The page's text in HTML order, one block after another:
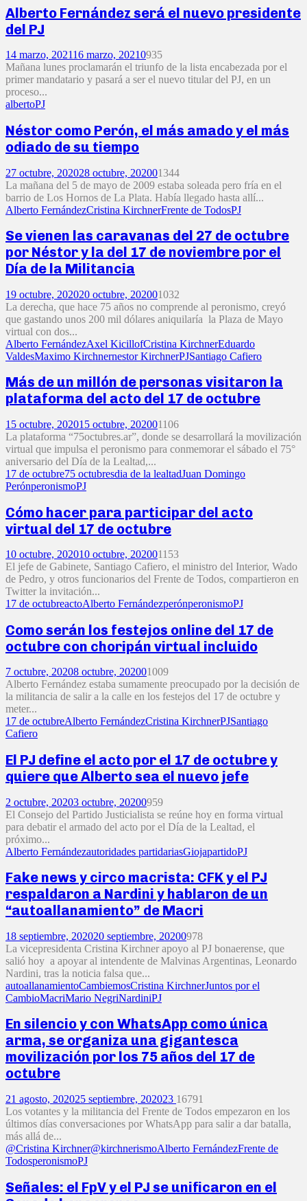
Alberto Fernández será el nuevo presidente
del PJ
14 marzo, 202116 marzo, 20210935
Mañana lunes proclamarán el triunfo de la lista encabezada por el
primer mandatario y pasará a ser el nuevo titular del PJ, en un
proceso...
albertoPJ
Néstor como Perón, el más amado y el más
odiado de su tiempo
27 octubre, 202028 octubre, 202001344
La mañana del 5 de mayo de 2009 estaba soleada pero fría en el
barrio de Los Hornos de La Plata. Había llegado hasta allí...
Alberto FernándezCristina KirchnerFrente de TodosPJ
Se vienen las caravanas del 27 de octubre
por Néstor y la del 17 de noviembre por el
Día de la Militancia
19 octubre, 202020 octubre, 202001032
La derecha, que hace 75 años no comprende al peronismo, creyó
que gastando unos 200 mil dólares aniquilaría la Plaza de Mayo
virtual con dos...
Alberto FernándezAxel KicillofCristina KirchnerEduardo
ValdesMaximo Kirchnernestor KirchnerPJSantiago Cafiero
Más de un millón de personas visitaron la
plataforma del acto del 17 de octubre
15 octubre, 202015 octubre, 202001106
La plataforma “75octubres.ar”, donde se desarrollará la movilización
virtual que impulsa el peronismo para conmemorar el sábado el 75°
aniversario del Día de la Lealtad,...
17 de octubre75 octubresdia de la lealtadJuan Domingo
PerónperonismoPJ
Cómo hacer para participar del acto
virtual del 17 de octubre
10 octubre, 202010 octubre, 202001153
El jefe de Gabinete, Santiago Cafiero, el ministro del Interior, Wado
de Pedro, y otros funcionarios del Frente de Todos, compartieron en
Twitter la invitación...
17 de octubreactoAlberto FernándezperónperonismoPJ
Como serán los festejos online del 17 de
octubre con choripán virtual incluido
7 octubre, 20208 octubre, 202001009
Alberto Fernández estaba sumamente preocupado por la decisión de
la militancia de salir a la calle en los festejos del 17 de octubre y
meter...
17 de octubreAlberto FernándezCristina KirchnerPJSantiago
Cafiero
El PJ define el acto por el 17 de octubre y
quiere que Alberto sea el nuevo jefe
2 octubre, 20203 octubre, 20200959
El Consejo del Partido Justicialista se reúne hoy en forma virtual
para debatir el armado del acto por el Día de la Lealtad, el
próximo...
Alberto Fernándezautoridades partidariasGiojapartidoPJ
Fake news y circo macrista: CFK y el PJ
respaldaron a Nardini y hablaron de un
“autoallanamiento” de Macri
18 septiembre, 202020 septiembre, 20200978
La vicepresidenta Cristina Kirchner apoyo al PJ bonaerense, que
salió hoy a apoyar al intendente de Malvinas Argentinas, Leonardo
Nardini, tras la noticia falsa que...
autoallanamientoCambiemosCristina KirchnerJuntos por el
CambioMacriMario NegriNardiniPJ
En silencio y con WhatsApp como única
arma, se organiza una gigantesca
movilización por los 75 años del 17 de
octubre
21 agosto, 202025 septiembre, 202023 16791
Los votantes y la militancia del Frente de Todos empezaron en los
últimos días conversaciones por WhatsApp para salir a dar batalla,
más allá de...
@Cristina Kirchner@kirchnerismoAlberto FernándezFrente de
TodosperonismoPJ
Señales: el FpV y el PJ se unificaron en el